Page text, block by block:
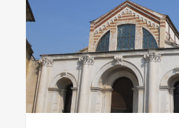
itinerario
a
Verona,
tra
mito